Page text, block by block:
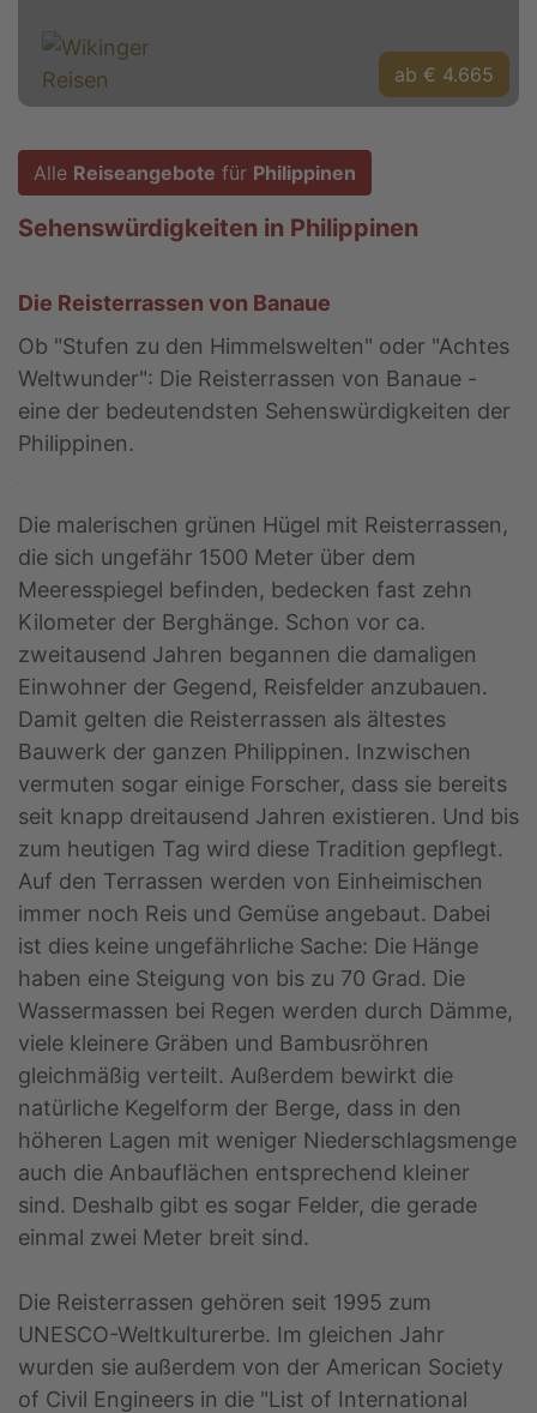
ab € 4.665
Alle Reiseangebote für Philippinen
Sehenswürdigkeiten in Philippinen
Die Reisterrassen von Banaue
Ob "Stufen zu den Himmelswelten" oder "Achtes
Weltwunder": Die Reisterrassen von Banaue -
eine der bedeutendsten Sehenswürdigkeiten der
Philippinen.
Die malerischen grünen Hügel mit Reisterrassen,
die sich ungefähr 1500 Meter über dem
Meeresspiegel befinden, bedecken fast zehn
Kilometer der Berghänge. Schon vor ca.
zweitausend Jahren begannen die damaligen
Einwohner der Gegend, Reisfelder anzubauen.
Damit gelten die Reisterrassen als ältestes
Bauwerk der ganzen Philippinen. Inzwischen
vermuten sogar einige Forscher, dass sie bereits
seit knapp dreitausend Jahren existieren. Und bis
zum heutigen Tag wird diese Tradition gepflegt.
Auf den Terrassen werden von Einheimischen
immer noch Reis und Gemüse angebaut. Dabei
ist dies keine ungefährliche Sache: Die Hänge
haben eine Steigung von bis zu 70 Grad. Die
Wassermassen bei Regen werden durch Dämme,
viele kleinere Gräben und Bambusröhren
gleichmäßig verteilt. Außerdem bewirkt die
natürliche Kegelform der Berge, dass in den
höheren Lagen mit weniger Niederschlagsmenge
auch die Anbauflächen entsprechend kleiner
sind. Deshalb gibt es sogar Felder, die gerade
einmal zwei Meter breit sind.
Die Reisterrassen gehören seit 1995 zum
UNESCO-Weltkulturerbe. Im gleichen Jahr
wurden sie außerdem von der American Society
of Civil Engineers in die "List of International